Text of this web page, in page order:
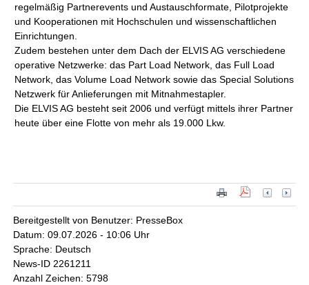
regelmäßig Partnerevents und Austauschformate, Pilotprojekte
und Kooperationen mit Hochschulen und wissenschaftlichen
Einrichtungen.
Zudem bestehen unter dem Dach der ELVIS AG verschiedene
operative Netzwerke: das Part Load Network, das Full Load
Network, das Volume Load Network sowie das Special Solutions
Netzwerk für Anlieferungen mit Mitnahmestapler.
Die ELVIS AG besteht seit 2006 und verfügt mittels ihrer Partner
heute über eine Flotte von mehr als 19.000 Lkw.
Bereitgestellt von Benutzer: PresseBox
Datum: 09.07.2026 - 10:06 Uhr
Sprache: Deutsch
News-ID 2261211
Anzahl Zeichen: 5798